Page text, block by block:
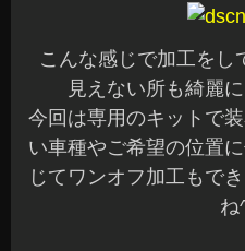
こんな感じで加工をし
見えない所も綺麗
今回は専用のキットで
い車種やご希望の位置
じてワンオフ加工もで
ね